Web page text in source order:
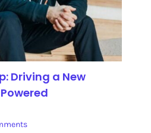
Driving a New